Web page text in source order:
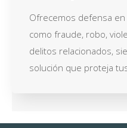
Ofrecemos defensa
como fraude, robo,
delitos relacionados,
solución que proteja